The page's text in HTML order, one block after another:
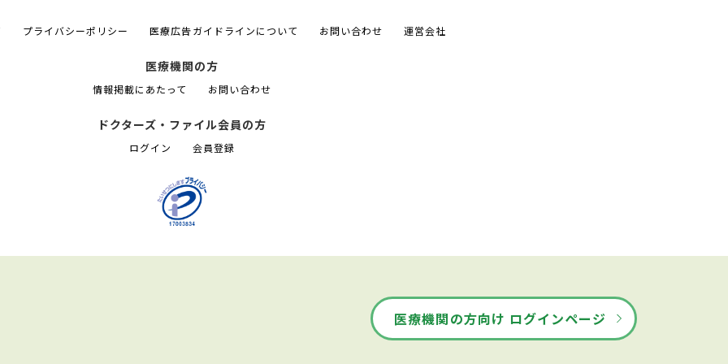
プライバシーポリシー 医療広告ガイドラインについて お問い合わせ 運営会社
医療機関の方
情報掲載にあたって お問い合わせ
ドクターズ・ファイル会員の方
ログイン 会員登録
医療機関の方向け ログインページ